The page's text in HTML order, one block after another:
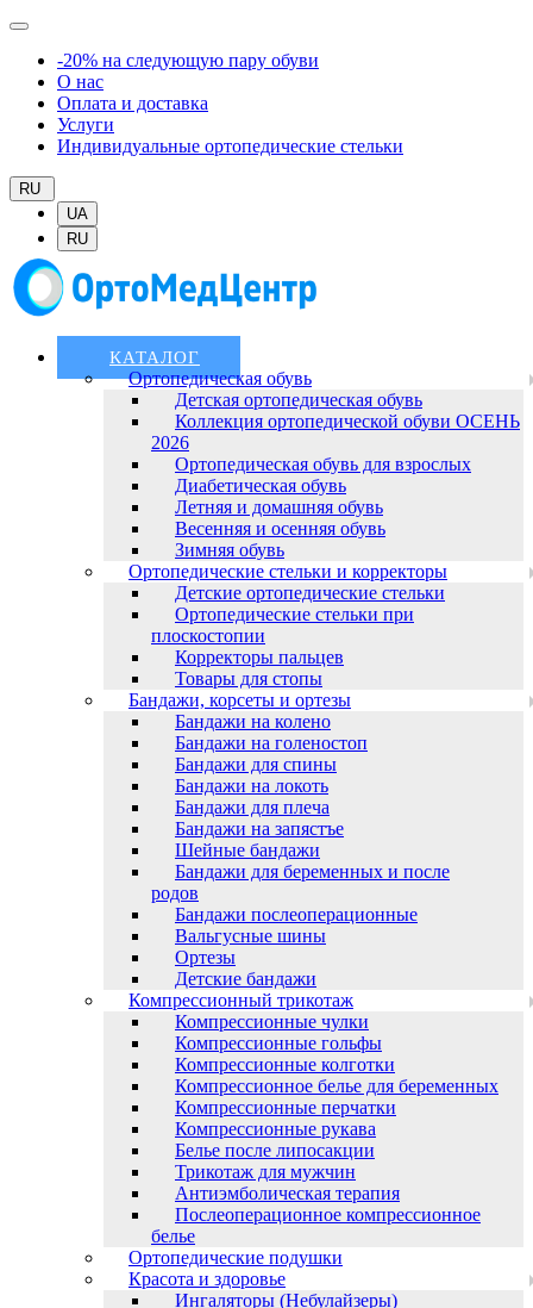
-20% на следующую пару обуви
О нас
Оплата и доставка
Услуги
Индивидуальные ортопедические стельки
RU
UA
RU
КАТАЛОГ
Ортопедическая обувь
Детская ортопедическая обувь
Коллекция ортопедической обуви ОСЕНЬ
2026
Ортопедическая обувь для взрослых
Диабетическая обувь
Летняя и домашняя обувь
Весенняя и осенняя обувь
Зимняя обувь
Ортопедические стельки и корректоры
Детские ортопедические стельки
Ортопедические стельки при
плоскостопии
Корректоры пальцев
Товары для стопы
Бандажи, корсеты и ортезы
Бандажи на колено
Бандажи на голеностоп
Бандажи для спины
Бандажи на локоть
Бандажи для плеча
Бандажи на запястъе
Шейные бандажи
Бандажи для беременных и после
родов
Бандажи послеоперационные
Вальгусные шины
Ортезы
Детские бандажи
Компрессионный трикотаж
Компрессионные чулки
Компрессионные гольфы
Компрессионные колготки
Компрессионное белье для беременных
Компрессионные перчатки
Компрессионные рукава
Белье после липосакции
Трикотаж для мужчин
Антиэмболическая терапия
Послеоперационное компрессионное
белье
Ортопедические подушки
Красота и здоровье
Ингаляторы (Небулайзеры)